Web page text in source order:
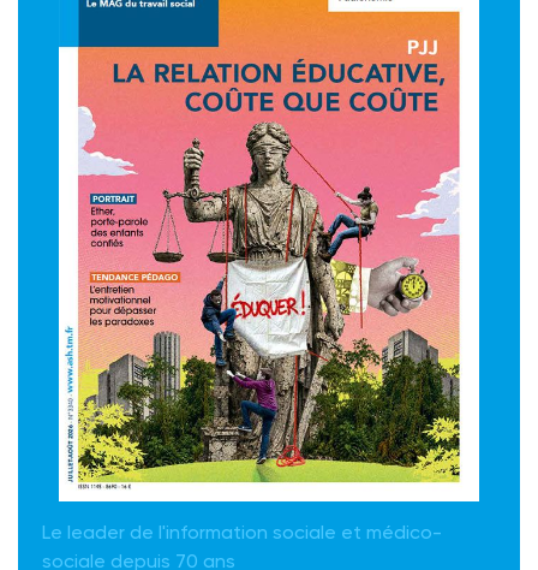
Le leader de l'information sociale et médico-
sociale depuis 70 ans